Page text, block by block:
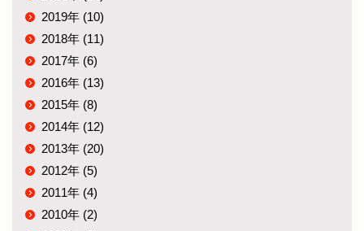
2019年 (10)
2018年 (11)
2017年 (6)
2016年 (13)
2015年 (8)
2014年 (12)
2013年 (20)
2012年 (5)
2011年 (4)
2010年 (2)